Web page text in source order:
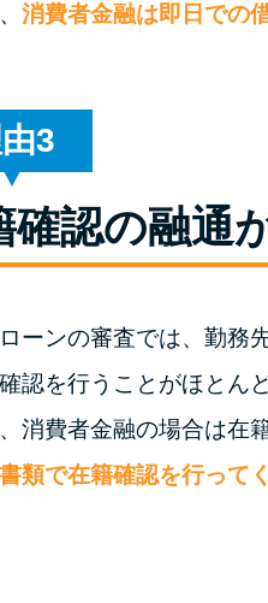
消費者金融は即日での
確認の融通
ーンの審査では、勤務
認を行うことがほとん
消費者金融の場合は在
書類で在籍確認を行って